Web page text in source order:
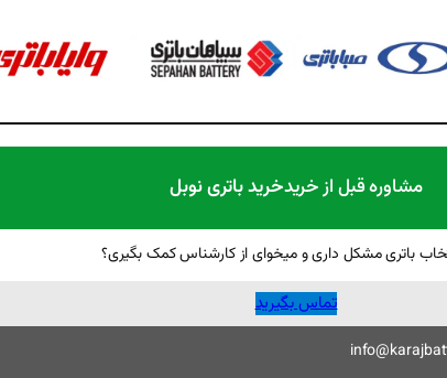
مشاوره قبل از خریدخرید باتری نوبل
باتری مشکل داری و میخوای از کارشناس کمک بگیری؟
تماس بگیرید